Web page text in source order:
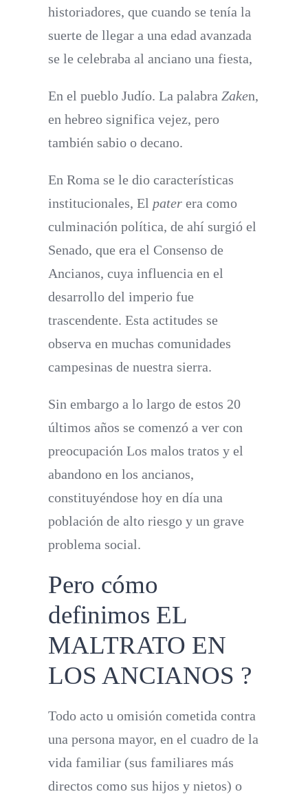
historiadores, que cuando se tenía la
suerte de llegar a una edad avanzada
se le celebraba al anciano una fiesta,
En el pueblo Judío. La palabra Zaken,
en hebreo significa vejez, pero
también sabio o decano.
En Roma se le dio características
institucionales, El pater era como
culminación política, de ahí surgió el
Senado, que era el Consenso de
Ancianos, cuya influencia en el
desarrollo del imperio fue
trascendente. Esta actitudes se
observa en muchas comunidades
campesinas de nuestra sierra.
Sin embargo a lo largo de estos 20
últimos años se comenzó a ver con
preocupación Los malos tratos y el
abandono en los ancianos,
constituyéndose hoy en día una
población de alto riesgo y un grave
problema social.
Pero cómo
definimos EL
MALTRATO EN
LOS ANCIANOS ?
Todo acto u omisión cometida contra
una persona mayor, en el cuadro de la
vida familiar (sus familiares más
directos como sus hijos y nietos) o